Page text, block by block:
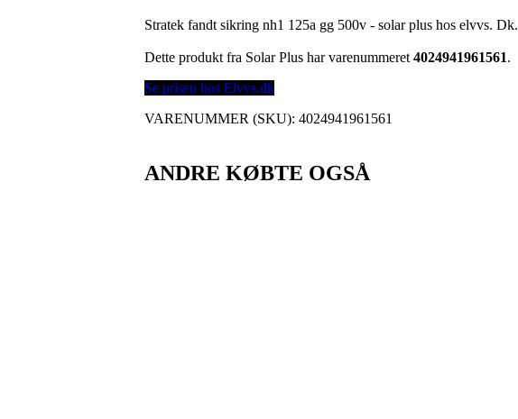
Stratek fandt sikring nh1 125a gg 500v - solar plus hos elvvs. Dk.
Dette produkt fra Solar Plus har varenummeret4024941961561.
Se prisen hos Elvvs.dk
VARENUMMER (SKU):4024941961561
ANDRE KØBTE OGSÅ